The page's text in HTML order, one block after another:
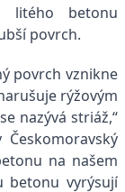
litého betonu
povrch.
povrch vznikne
rýžovým
nazývá striáž,“
na našem
betonu vyrýsují